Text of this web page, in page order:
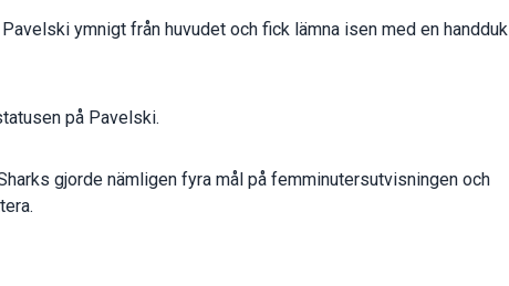
ymnigt från huvudet och fick lämna isen med en handduk
på Pavelski.
gjorde nämligen fyra mål på femminutersutvisningen och